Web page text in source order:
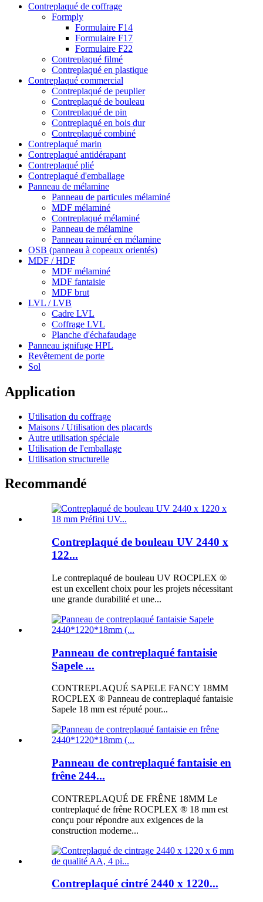
Contreplaqué de coffrage
Formply
Formulaire F14
Formulaire F17
Formulaire F22
Contreplaqué filmé
Contreplaqué en plastique
Contreplaqué commercial
Contreplaqué de peuplier
Contreplaqué de bouleau
Contreplaqué de pin
Contreplaqué en bois dur
Contreplaqué combiné
Contreplaqué marin
Contreplaqué antidérapant
Contreplaqué plié
Contreplaqué d'emballage
Panneau de mélamine
Panneau de particules mélaminé
MDF mélaminé
Contreplaqué mélaminé
Panneau de mélamine
Panneau rainuré en mélamine
OSB (panneau à copeaux orientés)
MDF / HDF
MDF mélaminé
MDF fantaisie
MDF brut
LVL / LVB
Cadre LVL
Coffrage LVL
Planche d'échafaudage
Panneau ignifuge HPL
Revêtement de porte
Sol
Application
Utilisation du coffrage
Maisons / Utilisation des placards
Autre utilisation spéciale
Utilisation de l'emballage
Utilisation structurelle
Recommandé
Contreplaqué de bouleau UV 2440 x
122...
Le contreplaqué de bouleau UV ROCPLEX ®
est un excellent choix pour les projets nécessitant
une grande durabilité et une...
Panneau de contreplaqué fantaisie
Sapele ...
CONTREPLAQUÉ SAPELE FANCY 18MM
ROCPLEX ® Panneau de contreplaqué fantaisie
Sapele 18 mm est réputé pour...
Panneau de contreplaqué fantaisie en
frêne 244...
CONTREPLAQUÉ DE FRÊNE 18MM Le
contreplaqué de frêne ROCPLEX ® 18 mm est
conçu pour répondre aux exigences de la
construction moderne...
Contreplaqué cintré 2440 x 1220...